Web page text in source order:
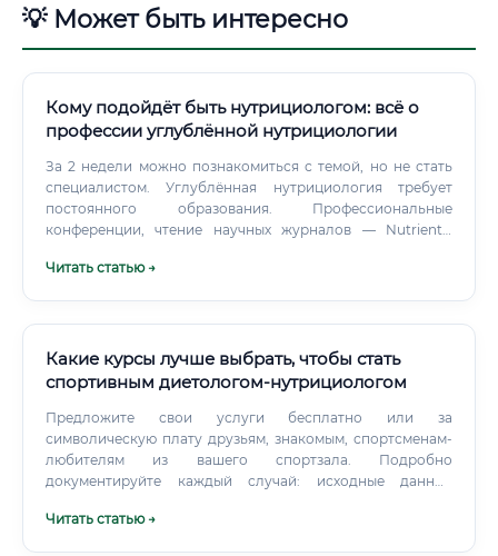
💡 Может быть интересно
Кому подойдёт быть нутрициологом: всё о
профессии углублённой нутрициологии
За 2 недели можно познакомиться с темой, но не стать
специалистом. Углублённая нутрициология требует
постоянного образования. Профессиональные
конференции, чтение научных журналов — Nutrients,
мастер-классы.
Читать статью →
Какие курсы лучше выбрать, чтобы стать
спортивным диетологом-нутрициологом
Предложите свои услуги бесплатно или за
символическую плату друзьям, знакомым, спортсменам-
любителям из вашего спортзала. Подробно
документируйте каждый случай: исходные данные
самое главное, — результат. Фото "до/после", отзывы,
Читать статью →